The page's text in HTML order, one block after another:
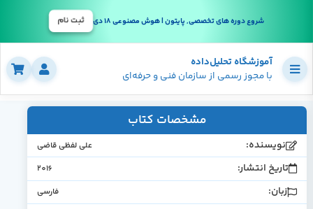
شروع دوره های تخصصی, پایتون | هوش مصنوعی 18 دی ثبت نام
آموزشگاه تحلیل‌داده
با مجوز رسمی از سازمان فنی و حرفه‌ای
مشخصات کتاب
نویسنده: علی لفظی قاضی
تاریخ انتشار: 2016
زبان: فارسی